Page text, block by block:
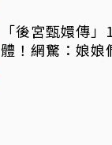
「後宮甄嬛傳
體！網驚：娘娘